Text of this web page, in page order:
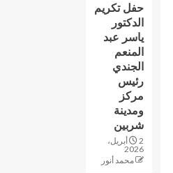
حفل تكريم
الدكتور
ياسر عبد
المنعم
الجندي
رئيس
مركز
ومدينة
شربين
2 أبريل،
2026
محمد أنور